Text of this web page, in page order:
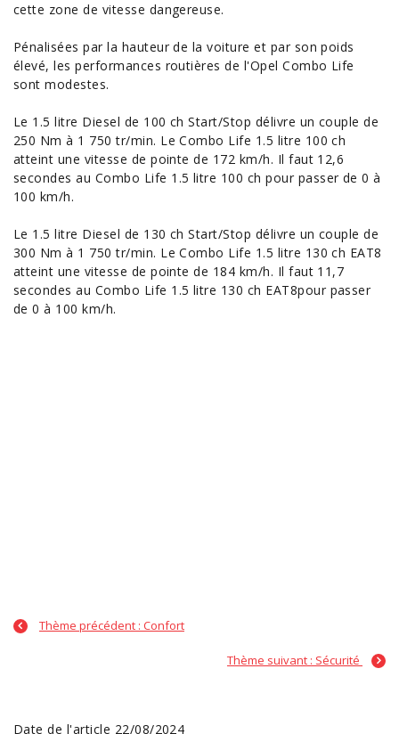
cette zone de vitesse dangereuse.
Pénalisées par la hauteur de la voiture et par son poids
élevé, lesperformances routières de l'Opel Combo Life
sont modestes.
Le 1.5 litre Diesel de 100 ch Start/Stop délivre un couple de
250 Nm à 1 750 tr/min. Le Combo Life 1.5 litre 100 ch
atteint une vitesse de pointe de 172 km/h. Il faut 12,6
secondes au Combo Life 1.5 litre 100 ch pour passer de 0 à
100 km/h.
Le 1.5 litre Diesel de 130 ch Start/Stop délivre un couple de
300 Nm à 1 750 tr/min. Le Combo Life 1.5 litre 130 ch EAT8
atteint une vitesse de pointe de 184 km/h. Il faut 11,7
secondes au Combo Life 1.5 litre 130 ch EAT8pour passer
de 0 à 100 km/h.
Thème précédent : Confort
Thème suivant : Sécurité
Date de l'article 22/08/2024